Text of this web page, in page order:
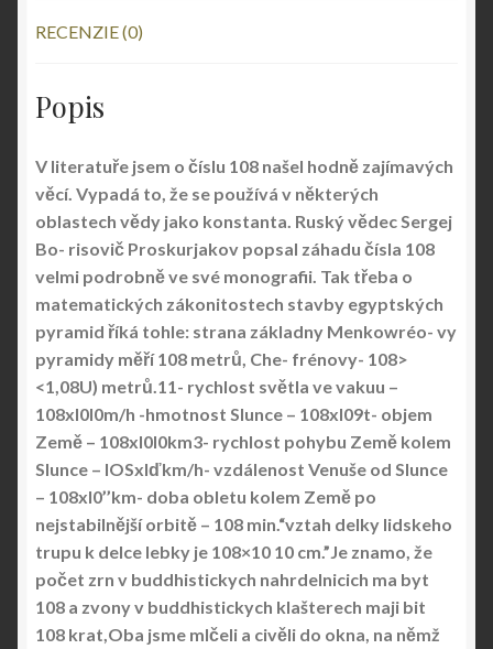
RECENZIE (0)
Popis
V literatuře jsem o číslu 108 našel hodně zajímavých
věcí. Vypadá to, že se používá v některých
oblastech vědy jako konstanta. Ruský vědec Sergej
Bo- risovič Proskurjakov popsal záhadu čísla 108
velmi podrobně ve své monografii. Tak třeba o
matematických zákonitostech stavby egyptských
pyramid říká tohle: strana základny Menkowréo- vy
pyramidy měří 108 metrů, Che- frénovy- 108>
<1,08U) metrů.11- rychlost světla ve vakuu –
108xl0l0m/h -hmotnost Slunce – 108xl09t- objem
Země – 108xl0l0km3- rychlost pohybu Země kolem
Slunce – lOSxlďkm/h- vzdálenost Venuše od Slunce
– 108xl0’’km- doba obletu kolem Země po
nejstabilnější orbitě – 108 min.“vztah delky lidskeho
trupu k delce lebky je 108×10 10 cm.”Je znamo, že
počet zrn v buddhistickych nahrdelnicich ma byt
108 a zvony v buddhistickych klašterech maji bit
108 krat,Oba jsme mlčeli a civěli do okna, na němž